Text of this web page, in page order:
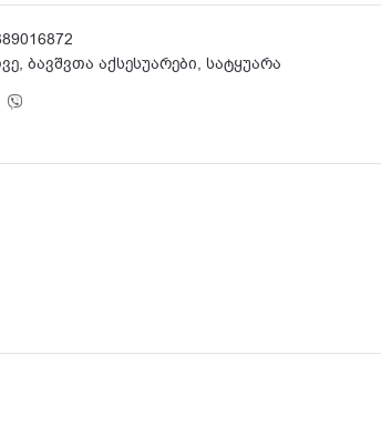
, ბავშვთა აქსესუარები, სატყუარა